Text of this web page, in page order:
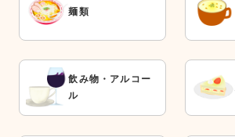
麺類
飲み物・アルコー
ル